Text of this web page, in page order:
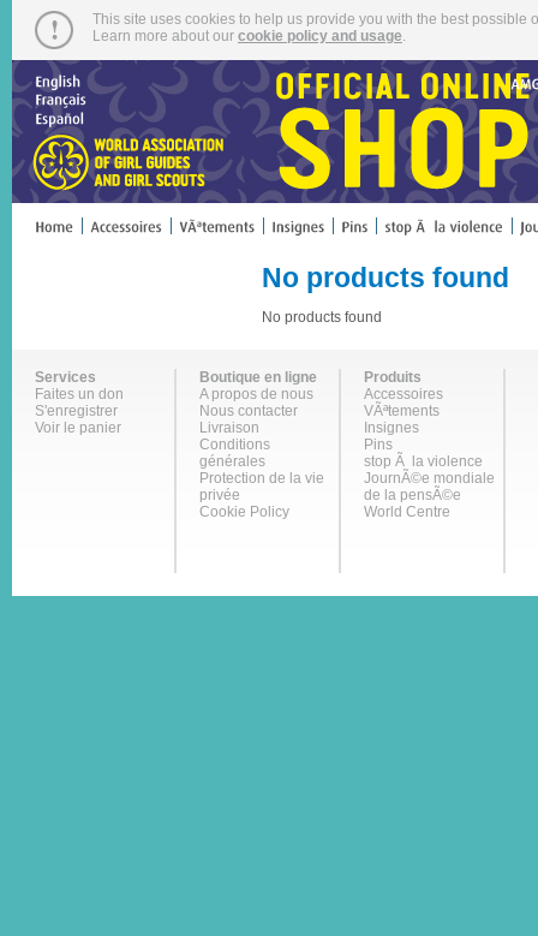
This site uses cookies to help us provide you with the best
Learn more about our cookie policy and usage
No products found
No products found
Services
Faites un don
S'enregistrer
Voir le panier
Boutique en ligne
A propos de nous
Nous contacter
Livraison
Conditions
générales
Protection de la vie
privée
Cookie Policy
Produits
Accessoires
VÃªtements
Insignes
Pins
stop Ã la violence
JournÃ©e mondiale
de la pensÃ©e
World Centre